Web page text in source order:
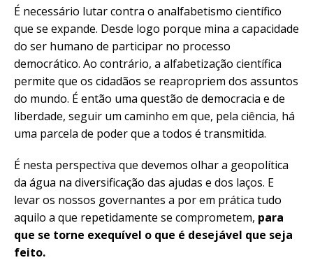
É necessário lutar contra o analfabetismo científico
que se expande. Desde logo porque mina a capacidade
do ser humano de participar no processo
democrático. Ao contrário, a alfabetização científica
permite que os cidadãos se reapropriem dos assuntos
do mundo. É então uma questão de democracia e de
liberdade, seguir um caminho em que, pela ciência, há
uma parcela de poder que a todos é transmitida.
É nesta perspectiva que devemos olhar a geopolítica
da água na diversificação das ajudas e dos laços. E
levar os nossos governantes a por em prática tudo
aquilo a que repetidamente se comprometem, para
que se torne exequível o que é desejável que seja
feito.